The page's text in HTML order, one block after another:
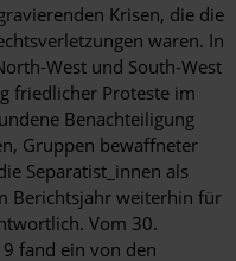
Krisen, die die
waren. In
West und South-West
friedlicher Proteste im
Benachteiligung
Gruppen bewaffneter
Separatist_innen als
Berichtsjahr weiterhin für
Vom 30.
fand ein von den